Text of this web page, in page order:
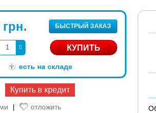
грн. БЫСТРЫЙ ЗАКАЗ
есть на складе
Купить в кредит
|
отложить